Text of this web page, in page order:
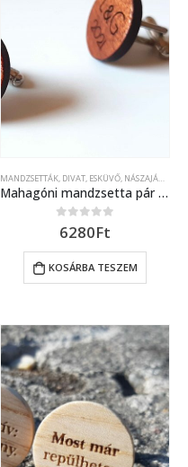
MANDZSETTÁK, DIVAT, ESKÜVŐ, NÁSZAJÁNDÉK
Mahagóni mandzsetta pár (egyedi kérés szerinti) lézer gravírozott díszítéssel
0out of 5
6280Ft
KOSÁRBA TESZEM